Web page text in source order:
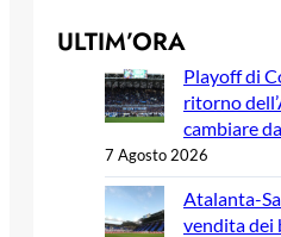
ULTIM’ORA
Playoff di
ritorno
cambiare
7 Agosto 2026
Atalanta-
vendita dei